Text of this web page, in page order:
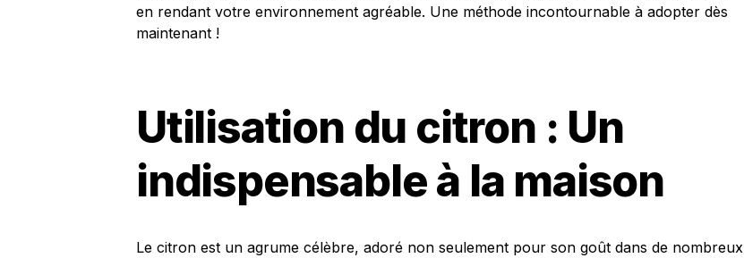
en rendant votre environnement agréable. Une méthode incontournable à adopter dès
maintenant !
Utilisation du citron : Un
indispensable à la maison
Le citron est un agrume célèbre, adoré non seulement pour son goût dans de nombreux